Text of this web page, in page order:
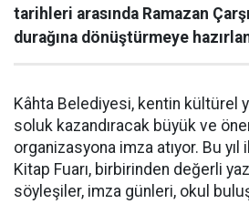
tarihleri arasında Ramazan
durağına dönüştürmeye
Kâhta Belediyesi, kentin kültürel
soluk kazandıracak büyük ve
organizasyona imza atıyor. Bu
Kitap Fuarı, birbirinden değerli
söyleşiler, imza günleri, okul